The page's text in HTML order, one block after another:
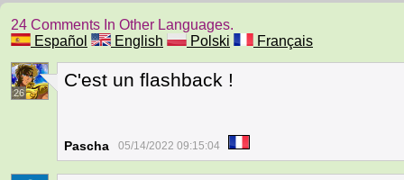
24 Comments In Other Languages.
Español
English Polski Français
26
C'est un flashback !
Pascha 05/14/2022 09:15:04